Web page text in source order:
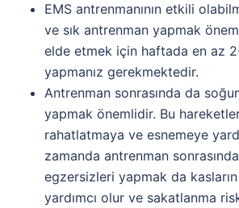
EMS antrenmanının etkili
ve sık antrenman yapmak
elde etmek için haftada en az
yapmanız gerekmektedir.
Antrenman sonrasında da
yapmak önemlidir. Bu
rahatlatmaya ve esnemeye
zamanda antrenman
egzersizleri yapmak da
yardımcı olur ve sakatlanma